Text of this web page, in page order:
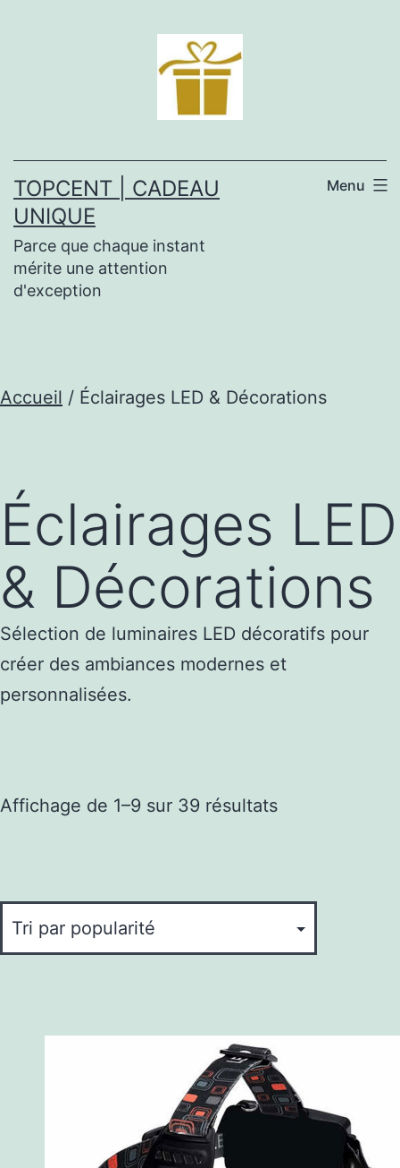
TOPCENT | CADEAU
UNIQUE
Parce que chaque instant
mérite une attention
d'exception
Menu
Accueil / Éclairages LED & Décorations
Éclairages LED
& Décorations
Sélection de luminaires LED décoratifs pour
créer des ambiances modernes et
personnalisées.
Affichage de 1–9 sur 39 résultatsTrié